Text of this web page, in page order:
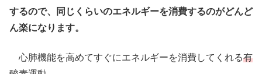
するので、同じくらいのエネルギーを消費するのがどんど
ん楽になります。
心肺機能を高めてすぐにエネルギーを消費してくれる有